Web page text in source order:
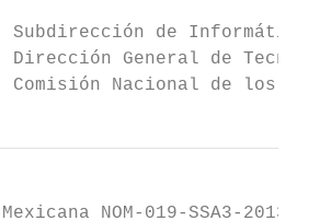
Subdirección de
Dirección General de
Comisión Nacional de los
NOM-019-SSA3-2013,